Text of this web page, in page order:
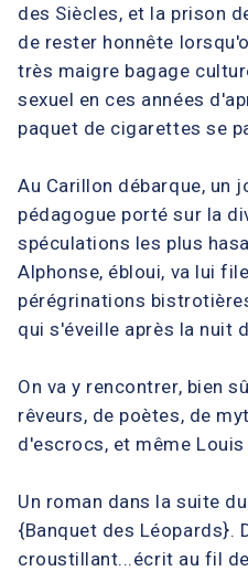
des Siècles, et la prison
de rester honnête
très maigre bagage
sexuel en ces années
paquet de cigarettes se
Au Carillon débarque, un
pédagogue porté sur la
spéculations les plus
Alphonse, ébloui, va lui
pérégrinations
qui s'éveille après la nuit
On va y rencontrer, bien
rêveurs, de poètes, de
d'escrocs, et même Louis
Un roman dans la suite
{Banquet des Léopards}.
croustillant...écrit au fil